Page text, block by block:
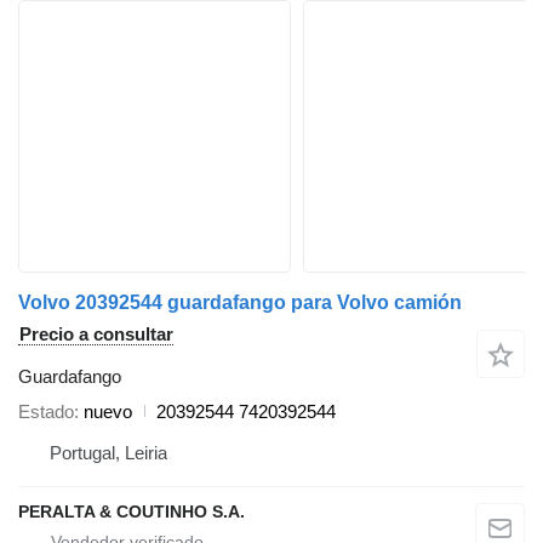
Volvo 20392544 guardafango para Volvo camión
Precio a consultar
Guardafango
Estado nuevo
20392544 7420392544
Portugal, Leiria
PERALTA & COUTINHO S.A.